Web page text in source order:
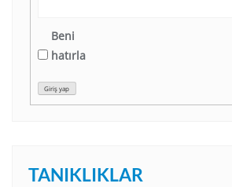
Beni
hatırla
Giriş yap
TANIKLIKLAR